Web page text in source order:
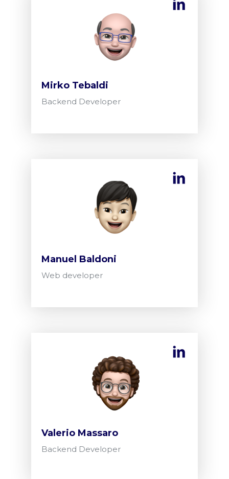
Mirko Tebaldi
Backend Developer
Manuel Baldoni
Web developer
Valerio Massaro
Backend Developer